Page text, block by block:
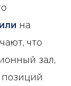
на
что
зал,
позиций